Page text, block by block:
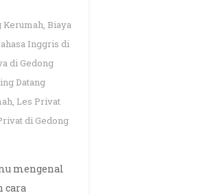
Kerumah, Biaya
Inggris di
di Gedong
Datang
, Les Privat
di Gedong
mengenal
cara